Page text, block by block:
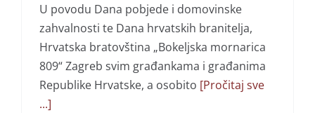
U povodu Dana pobjede i domovinske
zahvalnosti te Dana hrvatskih branitelja,
Hrvatska bratovština „Bokeljska mornarica
809“ Zagreb svim građankama i građanima
Republike Hrvatske, a osobito [Pročitaj sve
...]